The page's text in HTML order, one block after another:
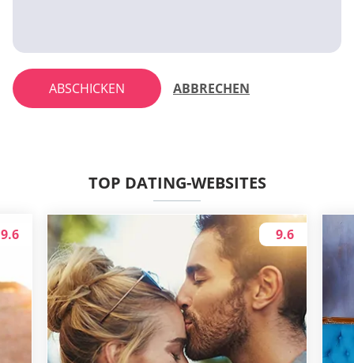
ABSCHICKEN ABBRECHEN
TOP DATING-WEBSITES
9.6 9.6